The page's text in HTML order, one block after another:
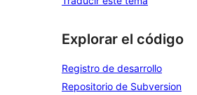
Explorar el código
Registro de desarrollo
Repositorio de Subversion